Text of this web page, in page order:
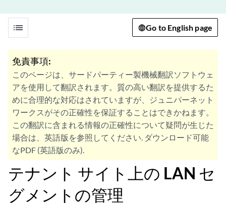
list Go to English page
免責事項:
このページは、サードパーティー製機械翻訳ソフトウェ
アを使用して翻訳されます。質の高い翻訳を提供するた
めに合理的な対応はされていますが、ジュニパーネット
ワークスがその正確性を保証することはできかねます。
この翻訳に含まれる情報の正確性について疑問が生じた
場合は、英語版を参照してください. ダウンロード可能
なPDF (英語版のみ).
テナント サイト上の LAN セ
グメントの管理